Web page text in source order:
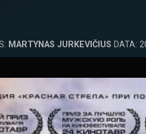
MARTYNAS JURKEVIČIUS DATA: